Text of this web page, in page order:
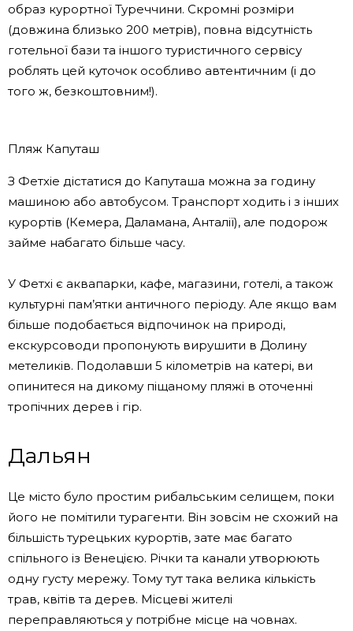
образ курортної Туреччини. Скромні розміри
(довжина близько 200 метрів), повна відсутність
готельної бази та іншого туристичного сервісу
роблять цей куточок особливо автентичним (і до
того ж, безкоштовним!).
Пляж Капуташ
З Фетхіе дістатися до Капуташа можна за годину
машиною або автобусом. Транспорт ходить і з інших
курортів (Кемера, Даламана, Анталії), але подорож
займе набагато більше часу.
У Фетхі є аквапарки, кафе, магазини, готелі, а також
культурні пам’ятки античного періоду. Але якщо вам
більше подобається відпочинок на природі,
екскурсоводи пропонують вирушити в Долину
метеликів. Подолавши 5 кілометрів на катері, ви
опинитеся на дикому піщаному пляжі в оточенні
тропічних дерев і гір.
Дальян
Це місто було простим рибальським селищем, поки
його не помітили турагенти. Він зовсім не схожий на
більшість турецьких курортів, зате має багато
спільного із Венецією. Річки та канали утворюють
одну густу мережу. Тому тут така велика кількість
трав, квітів та дерев. Місцеві жителі
переправляються у потрібне місце на човнах.